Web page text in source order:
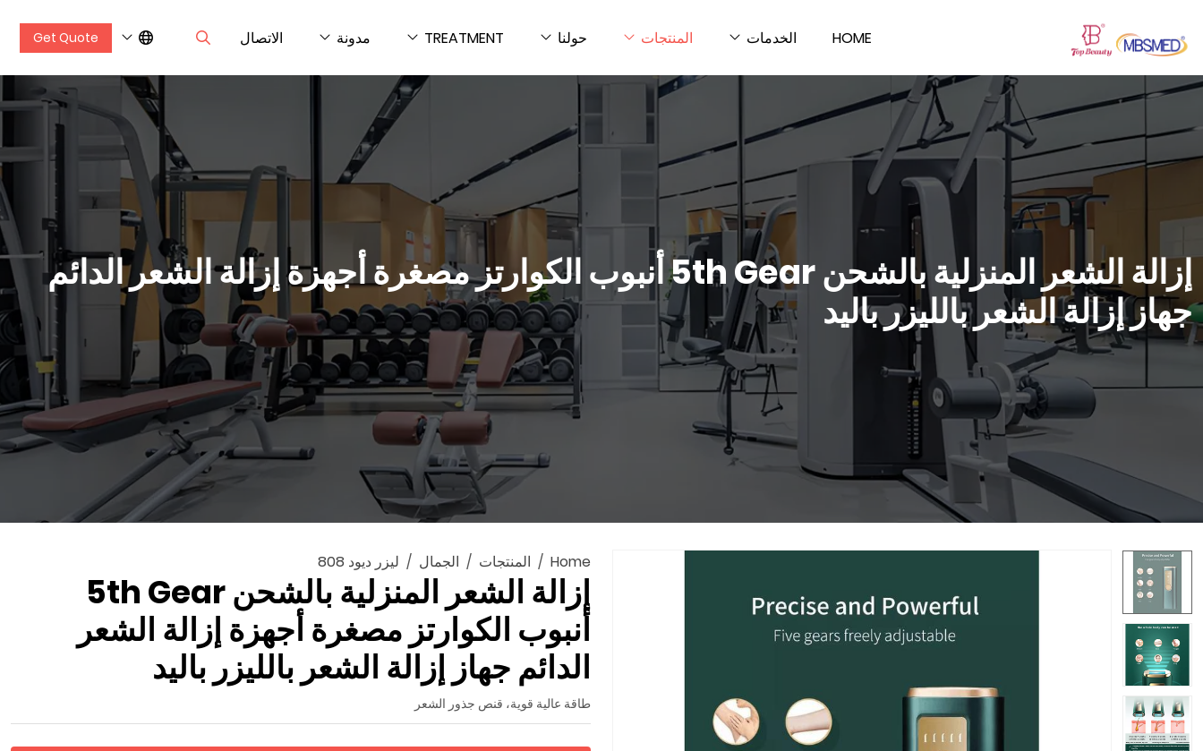
Get Quote HOME الخدمات المنتجات حولنا TREATMENT مدونة الاتصال
إزالة الشعر المنزلية بالشحن 5th Gear أنبوب الكوارتز مصغرة أجهزة إزالة الشعر الدائم
جهاز إزالة الشعر بالليزر باليد
Home المنتجات الجمال ليزر ديود 808
إزالة الشعر المنزلية بالشحن 5th Gear
أنبوب الكوارتز مصغرة أجهزة إزالة الشعر
الدائم جهاز إزالة الشعر بالليزر باليد
طاقة عالية قوية، قنص جذور الشعر